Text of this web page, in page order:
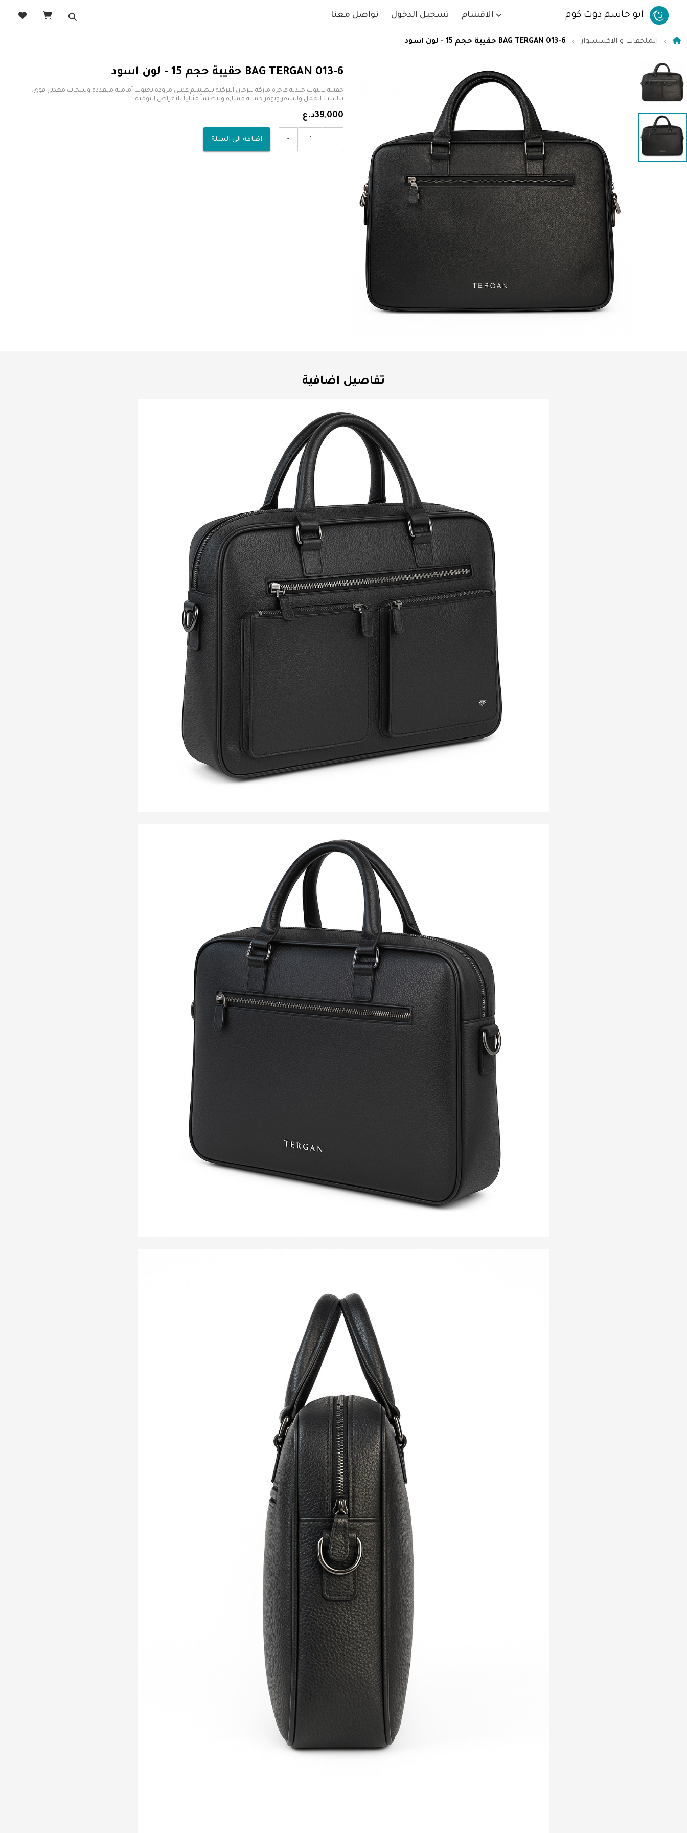
ابو جاسم دوت كوم الاقسام تسجيل الدخول تواصل معنا
الملحقات و الاكسسوار BAG TERGAN 013-6 حقيبة حجم 15 - لون اسود
BAG TERGAN 013-6 حقيبة حجم 15 - لون اسود
تناسب العمل والسفر وتوفر حماية ممتازة وتنظيماً مثالياً للأغراض اليومية.
39,000د.ع
+
- اضافة الى السلة
تفاصيل اضافية